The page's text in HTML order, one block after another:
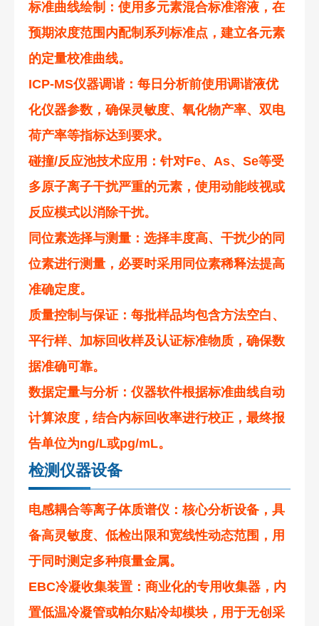
标准曲线绘制：使用多元素混合标准溶液，在
预期浓度范围内配制系列标准点，建立各元素
的定量校准曲线。
ICP-MS仪器调谐：每日分析前使用调谐液优
化仪器参数，确保灵敏度、氧化物产率、双电
荷产率等指标达到要求。
碰撞/反应池技术应用：针对Fe、As、Se等受
多原子离子干扰严重的元素，使用动能歧视或
反应模式以消除干扰。
同位素选择与测量：选择丰度高、干扰少的同
位素进行测量，必要时采用同位素稀释法提高
准确定度。
质量控制与保证：每批样品均包含方法空白、
平行样、加标回收样及认证标准物质，确保数
据准确可靠。
数据定量与分析：仪器软件根据标准曲线自动
计算浓度，结合内标回收率进行校正，最终报
告单位为ng/L或pg/mL。
检测仪器设备
电感耦合等离子体质谱仪：核心分析设备，具
备高灵敏度、低检出限和宽线性动态范围，用
于同时测定多种痕量金属。
EBC冷凝收集装置：商业化的专用收集器，内
置低温冷凝管或帕尔贴冷却模块，用于无创采